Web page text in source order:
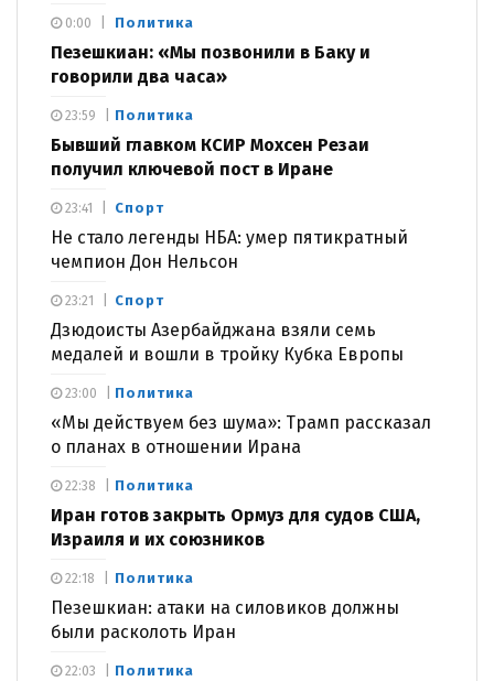
Политика
Пезешкиан: «Мы позвонили в Баку и
говорили два часа»
0:00
Политика
Бывший главком КСИР Мохсен Резаи
получил ключевой пост в Иране
23:59
Спорт
Не стало легенды НБА: умер пятикратный
чемпион Дон Нельсон
23:41
Спорт
Дзюдоисты Азербайджана взяли семь
медалей и вошли в тройку Кубка Европы
23:21
Политика
«Мы действуем без шума»: Трамп рассказал
о планах в отношении Ирана
23:00
Политика
Иран готов закрыть Ормуз для судов США,
Израиля и их союзников
22:38
Политика
Пезешкиан: атаки на силовиков должны
были расколоть Иран
22:18
Политика
22:03